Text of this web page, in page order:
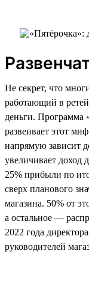
Не секрет, что
работающий в
деньги. Программа
развеивает этот
напрямую зависит
увеличивает доход
25% прибыли по
сверх планового
магазина. 50% от
а остальное —
2022 года
руководителей